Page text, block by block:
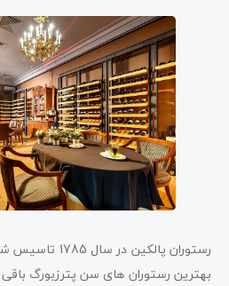
رستوران
بهترین رستوران های سن پترزبورگ